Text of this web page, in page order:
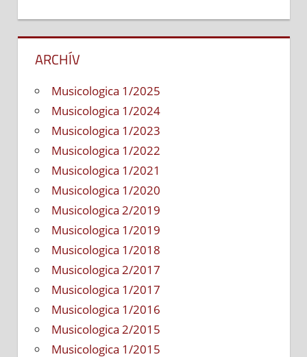
ARCHÍV
Musicologica 1/2025
Musicologica 1/2024
Musicologica 1/2023
Musicologica 1/2022
Musicologica 1/2021
Musicologica 1/2020
Musicologica 2/2019
Musicologica 1/2019
Musicologica 1/2018
Musicologica 2/2017
Musicologica 1/2017
Musicologica 1/2016
Musicologica 2/2015
Musicologica 1/2015